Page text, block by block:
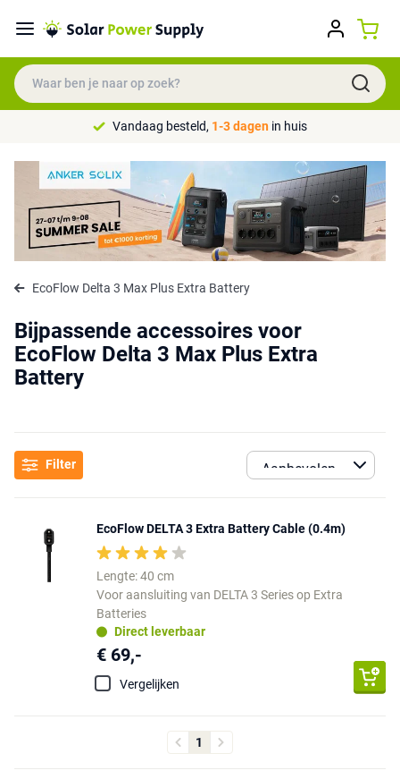
Vandaag besteld, 1-3 dagen in huis
EcoFlow Delta 3 Max Plus Extra Battery
Bijpassende accessoires voor
EcoFlow Delta 3 Max Plus Extra
Battery
Filter
EcoFlow DELTA 3 Extra Battery Cable (0.4m)
Lengte: 40 cm
Voor aansluiting van DELTA 3 Series op Extra
Batteries
Direct leverbaar
€ 69,-
Vergelijken
1